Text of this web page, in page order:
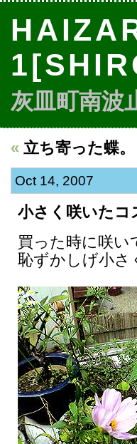
灰皿町南波
« 立ち寄った蝶。
Oct 14, 2007
小さく咲いたコ
買った時に咲い
恥ずかしげ小さ